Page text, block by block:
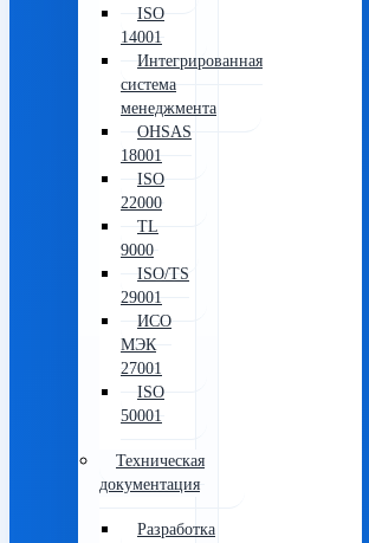
ISO
14001
Интегрированная
система
менеджмента
OHSAS
18001
ISO
22000
TL
9000
ISO/TS
29001
ИСО
МЭК
27001
ISO
50001
Техническая
документация
Разработка